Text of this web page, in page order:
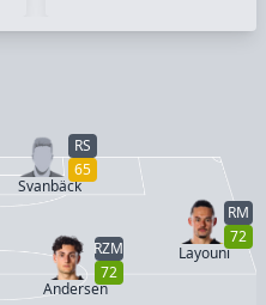
RM
72
Layouni
RZM
72
Andersen
RS
65
Svanbäck